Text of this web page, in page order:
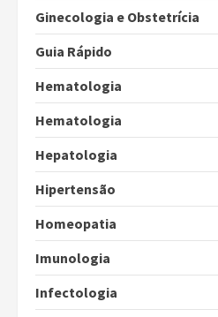
Ginecologia e Obstetrícia
Guia Rápido
Hematologia
Hematologia
Hepatologia
Hipertensão
Homeopatia
Imunologia
Infectologia